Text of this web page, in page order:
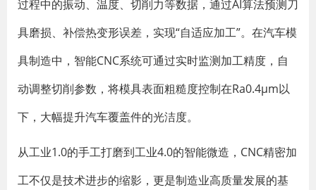
过程中的振动、温度、切削力等数据，通过AI算法预测刀
具磨损、补偿热变形误差，实现“自适应加工”。在汽车模
具制造中，智能CNC系统可通过实时监测加工精度，自
动调整切削参数，将模具表面粗糙度控制在Ra0.4μm以
下，大幅提升汽车覆盖件的光洁度。
从工业1.0的手工打磨到工业4.0的智能微造，CNC精密加
工不仅是技术进步的缩影，更是制造业高质量发展的基